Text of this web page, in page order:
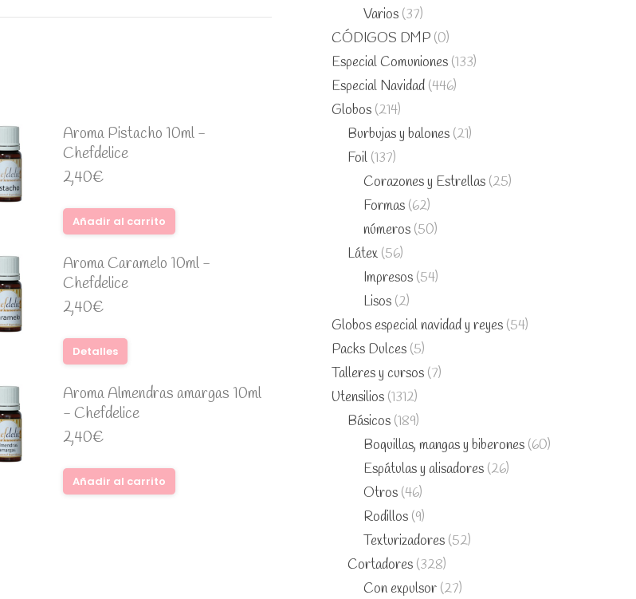
Aroma Pistacho 10ml -
Chefdelice
2,40€
Añadir al carrito
Aroma Caramelo 10ml -
Chefdelice
2,40€
Detalles
Aroma Almendras amargas 10ml
- Chefdelice
2,40€
Añadir al carrito
Varios (37)
CÓDIGOS DMP (0)
Especial Comuniones (133)
Especial Navidad (446)
Globos (214)
Burbujas y balones (21)
Foil (137)
Corazones y Estrellas (25)
Formas (62)
números (50)
Látex (56)
Impresos (54)
Lisos (2)
Globos especial navidad y reyes (54)
Packs Dulces (5)
Talleres y cursos (7)
Utensilios (1312)
Básicos (189)
Boquillas, mangas y biberones (60)
Espátulas y alisadores (26)
Otros (46)
Rodillos (9)
Texturizadores (52)
Cortadores (328)
Con expulsor (27)